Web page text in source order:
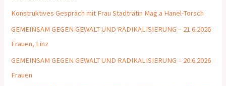
Konstruktives Gespräch mit Frau Stadträtin Mag.a Hanel-Torsch
GEMEINSAM GEGEN GEWALT UND RADIKALISIERUNG – 21.6.2026
Frauen, Linz
GEMEINSAM GEGEN GEWALT UND RADIKALISIERUNG – 20.6.2026
Frauen